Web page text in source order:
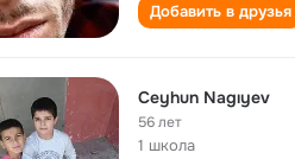
Добавить в друзья
Ceyhun Nagıyev
56 лет
1 школа